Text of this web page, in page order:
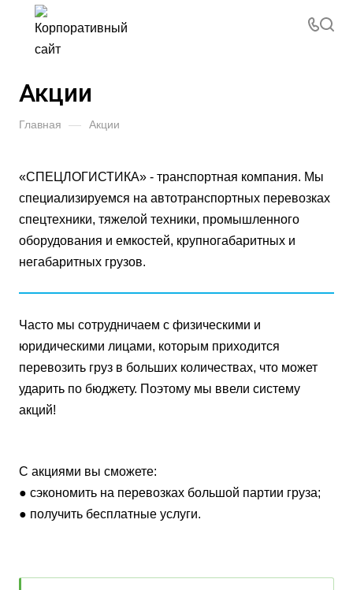
Акции
Главная — Акции
«СПЕЦЛОГИСТИКА» - транспортная компания. Мы
специализируемся на автотранспортных перевозках
спецтехники, тяжелой техники, промышленного
оборудования и емкостей, крупногабаритных и
негабаритных грузов.
Часто мы сотрудничаем с физическими и
юридическими лицами, которым приходится
перевозить груз в больших количествах, что может
ударить по бюджету. Поэтому мы ввели систему
акций!
С акциями вы сможете:
● сэкономить на перевозках большой партии груза;
● получить бесплатные услуги.